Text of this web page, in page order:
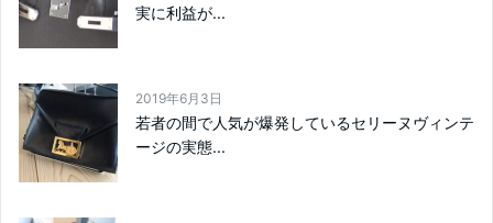
実に利益が...
2019年6月3日
若者の間で人気が爆発しているセリーヌヴィンテ
ージの実態...